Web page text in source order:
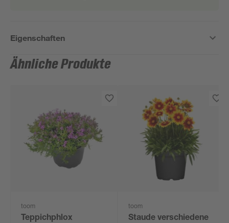
Eigenschaften
Ähnliche Produkte
toom
Teppichphlox
toom
Staude verschiedene